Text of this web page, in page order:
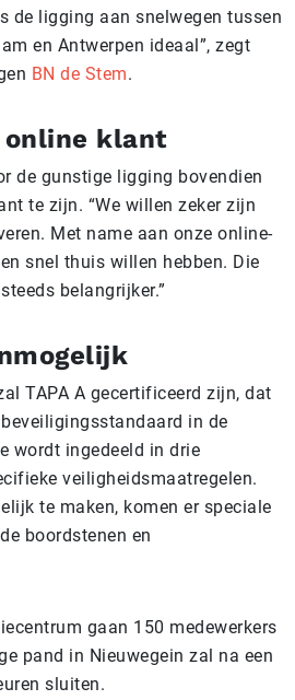
de ligging aan snelwegen tussen
en Antwerpen ideaal”, zegt
BN de Stem.
klant
de gunstige ligging bovendien
te zijn. “We willen zeker zijn
Met name aan onze online-
snel thuis willen hebben. Die
belangrijker.”
TAPA A gecertificeerd zijn, dat
in de
wordt ingedeeld in drie
veiligheidsmaatregelen.
te maken, komen er speciale
boordstenen en
gaan 150 medewerkers
pand in Nieuwegein zal na een
sluiten.